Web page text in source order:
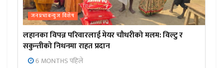
जनप्रभाबन्युज विशेष
लहानका विपन्न परिवारलाई मेयर चौधरीको मलम: विल्टु र
सकुन्तीको निधनमा राहत प्रदान
6 MONTHS पहिले